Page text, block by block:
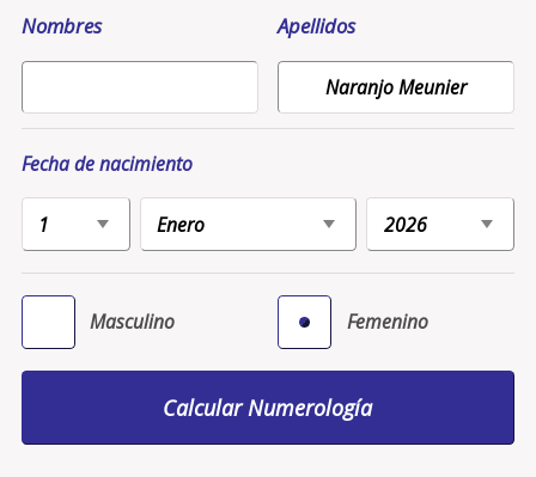
Nombres Apellidos
Fecha de nacimiento
Masculino Femenino